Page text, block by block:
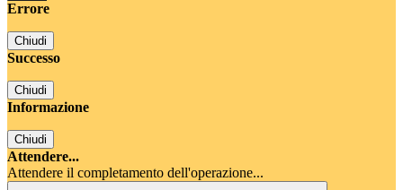
Errore
Chiudi
Successo
Chiudi
Informazione
Chiudi
Attendere...
Attendere il completamento dell'operazione...